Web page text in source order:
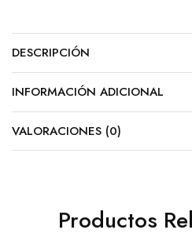
DESCRIPCIÓN
INFORMACIÓN ADICIONAL
VALORACIONES (0)
Productos